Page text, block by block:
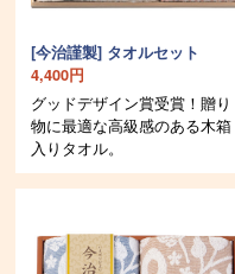
[今治謹製] タオルセット
4,400円
グッドデザイン賞受賞！贈り
物に最適な高級感のある木箱
入りタオル。